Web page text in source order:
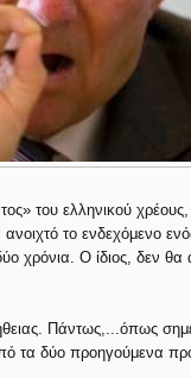
του ελληνικού
το ενδεχόμενο
χρόνια. Ο ίδιος, δεν θα
Πάντως,...όπως
τα δύο προηγούμενα